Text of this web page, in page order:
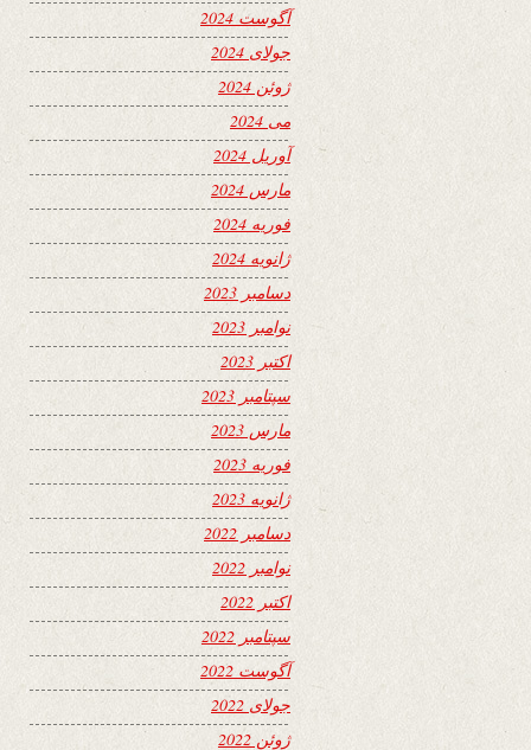
آگوست 2024
جولای 2024
ژوئن 2024
می 2024
آوریل 2024
مارس 2024
فوریه 2024
ژانویه 2024
دسامبر 2023
نوامبر 2023
اکتبر 2023
سپتامبر 2023
مارس 2023
فوریه 2023
ژانویه 2023
دسامبر 2022
نوامبر 2022
اکتبر 2022
سپتامبر 2022
آگوست 2022
جولای 2022
ژوئن 2022